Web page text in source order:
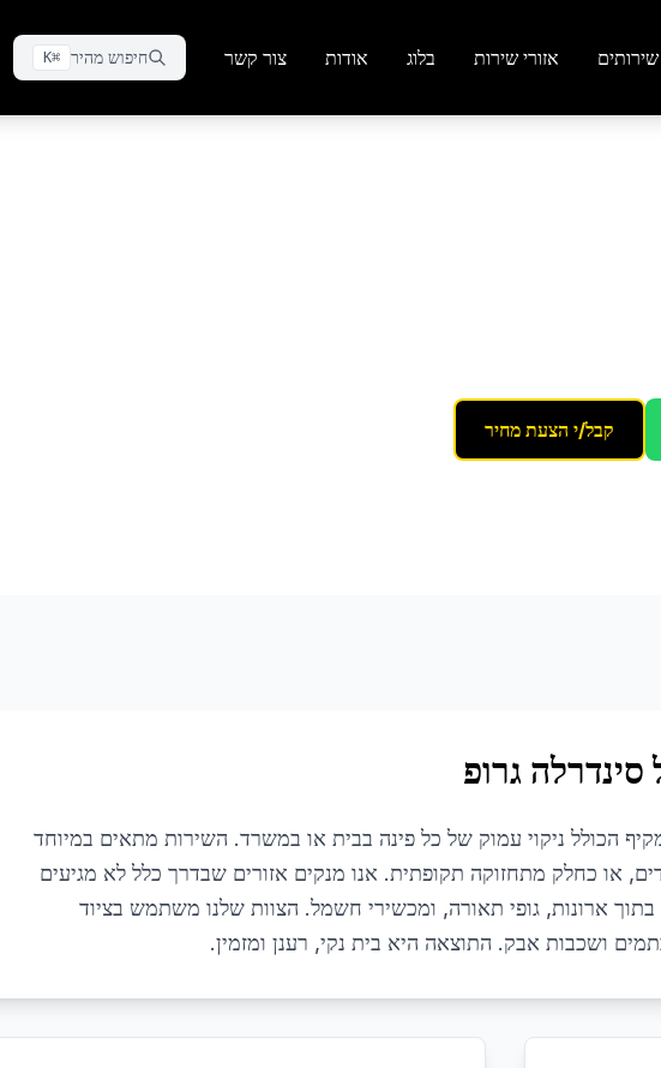
שירותים אזורי שירות בלוג אודות צור קשר חיפוש מהיר ⌘
K
קבל/י הצעת מחיר
גרופ
מקיף הכולל ניקוי עמוק של כל פינה בבית או במשרד. השירות מתאים במיוחד
או כחלק מתחזוקה תקופתית. אנו מנקים אזורים שבדרך כלל לא מגיעים
בתוך ארונות, גופי תאורה, ומכשירי חשמל. הצוות שלנו משתמש בציוד
ושכבות אבק. התוצאה היא בית נקי, רענן ומזמין.